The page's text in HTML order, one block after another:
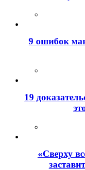
9 ошибок
19
«Сверху